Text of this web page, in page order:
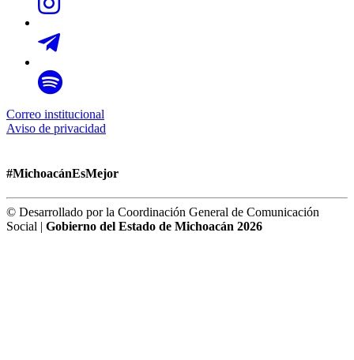
Correo institucional
Aviso de privacidad
#MichoacánEsMejor
© Desarrollado por la Coordinación General de Comunicación
Social | Gobierno del Estado de Michoacán 2026